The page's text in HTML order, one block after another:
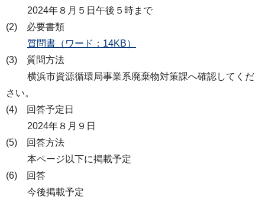
2024年８月５日午後５時まで
(2) 必要書類
質問書（ワード：14KB）
(3) 質問方法
横浜市資源循環局事業系廃棄物対策課へ確認してくだ
さい。
(4) 回答予定日
2024年８月９日
(5) 回答方法
本ページ以下に掲載予定
(6) 回答
今後掲載予定